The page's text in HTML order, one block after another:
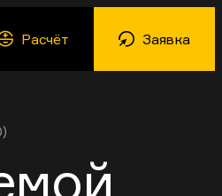
Расчёт Заявка